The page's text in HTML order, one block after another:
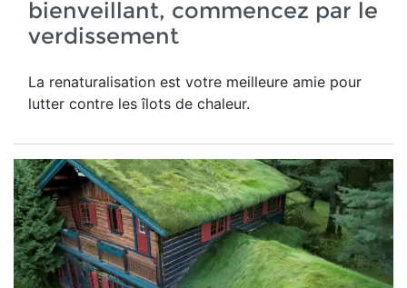
bienveillant, commencez par le
verdissement
La renaturalisation est votre meilleure amie pour
lutter contre les îlots de chaleur.